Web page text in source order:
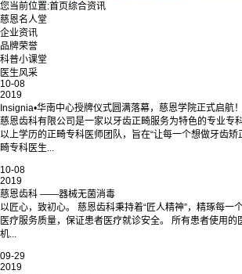
您当前位置:首页综合资讯
慈恩名人堂
企业资讯
品牌荣誉
科普小课堂
医生风采
10-08
2019
Insignia•华南中心授牌仪式圆满落幕，慈恩学院正式启航！
慈恩齿科有限公司是一家以牙齿正畸服务为特色的专业专
以上学历的正畸专科医师团队，旨在“让每一个想做牙齿
畸专科医生...
10-08
2019
慈恩齿科 ——器械无菌消毒
以匠心，致初心。 慈恩齿科秉持着“匠人精神”，精琢每一
医疗服务质量，保证患者医疗就诊安全。 所有患者使用
机...
09-29
2019